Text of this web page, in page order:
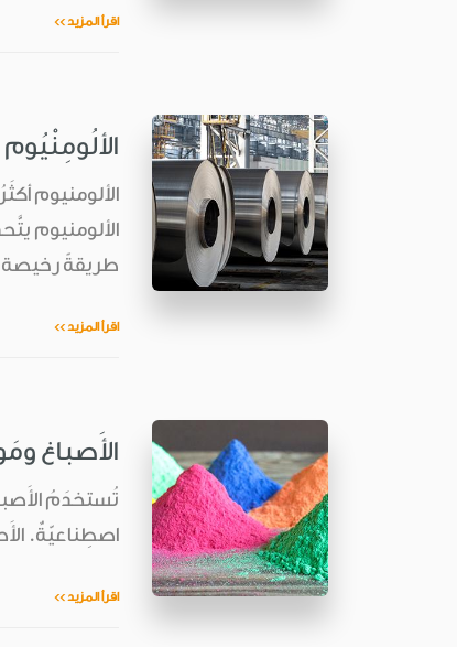
اقرأ المزيد >>
الألُومِنْيُوم
الألومنيوم
الألومنيوم
طريقةً
اقرأ المزيد >>
الأَصباغ
تُستخدَمُ
اصطِناعيّةٌ.
اقرأ المزيد >>